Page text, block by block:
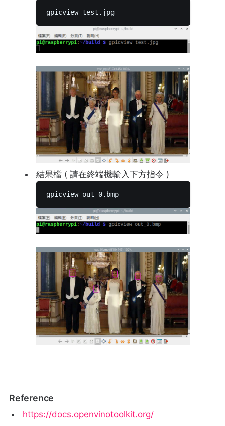
gpicview test.jpg
結果檔 ( 請在終端機輸入下方指令 )
gpicview out_0.bmp
Reference
https://docs.openvinotoolkit.org/